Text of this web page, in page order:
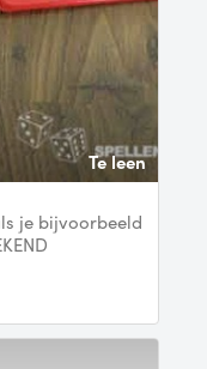
Te leen
je bijvoorbeeld